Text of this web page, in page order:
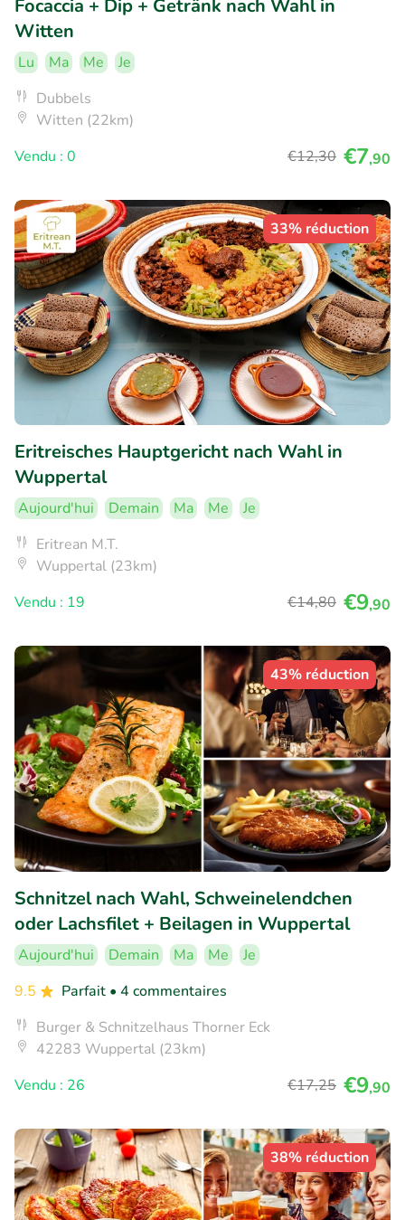
Focaccia + Dip + Getränk nach Wahl in
Witten
Lu Ma Me
Je
Dubbels
Witten (22km)
Vendu : 0
€12,30 €7,90
33% réduction
Eritreisches Hauptgericht nach Wahl in
Wuppertal
Aujourd'hui Demain Ma Me
Je
Eritrean M.T.
Wuppertal (23km)
Vendu : 19
€14,80 €9,90
43% réduction
Schnitzel nach Wahl, Schweinelendchen
oder Lachsfilet + Beilagen in Wuppertal
Aujourd'hui Demain Ma Me
Je
9.5
Parfait • 4 commentaires
Burger & Schnitzelhaus Thorner Eck
42283 Wuppertal (23km)
Vendu : 26
€17,25 €9,90
38% réduction